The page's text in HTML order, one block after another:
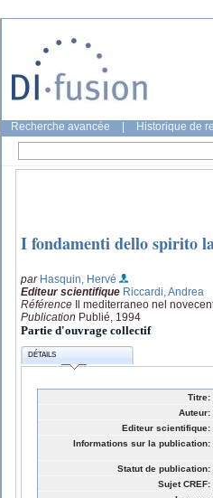
Recherche avancée Historique de
I fondamenti dello spirito
par Hasquin, Hervé
Editeur scientifique Riccardi, Andrea
Référence Il mediterraneo nel
Publication Publié, 1994
Partie d'ouvrage collectif
DÉTAILS
Titre:
Auteur:
Editeur scientifique:
Informations sur la publication:
Statut de publication:
Sujet CREF: